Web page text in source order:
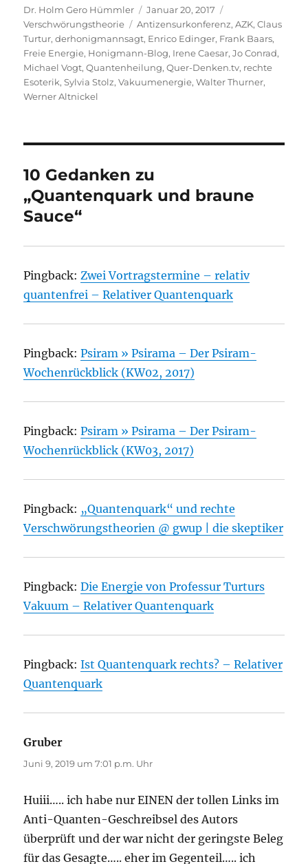
Autor
Dr. Holm Gero Hümmler
Veröffentlicht
am
Januar 20, 2017
Verschwörungstheorie
Schlagwörter
Antizensurkonferenz,AZK,Claus
Turtur,derhonigmannsagt, Enrico Edinger, Frank Baars,
Freie Energie, Honigmann-Blog, Irene Caesar,Jo Conrad,
Michael Vogt,Quantenheilung,Quer-Denken.tv, rechte
Esoterik,Sylvia Stolz,Vakuumenergie,Walter Thurner,
Werner Altnickel
10 Gedanken zu
„Quantenquark und braune
Sauce“
Pingback: Zwei Vortragstermine – relativ
quantenfrei – Relativer Quantenquark
Pingback:Psiram » Psirama – Der Psiram-
Wochenrückblick (KW02, 2017)
Pingback:Psiram » Psirama – Der Psiram-
Wochenrückblick (KW03, 2017)
Pingback: „Quantenquark“ und rechte
Verschwörungstheorien @ gwup | die skeptiker
Pingback:Die Energie von Professur Turturs
Vakuum – Relativer Quantenquark
Pingback:Ist Quantenquark rechts? – Relativer
Quantenquark
Gruber
Juni 9, 2019 um 7:01 p.m. Uhr
Huiii….. ich habe nur EINEN der tollen Links im
Anti-Quanten-Geschreibsel des Autors
überprüft und der war nicht der geringste Beleg
für das Gesagte….. eher im Gegenteil….. ich